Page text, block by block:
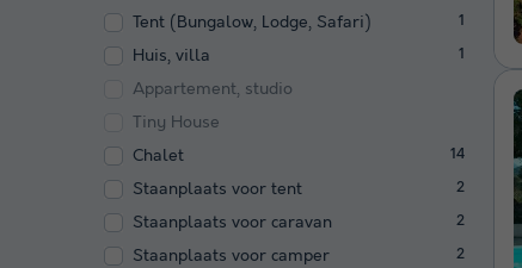
Tent (Bungalow, Lodge, Safari) 1
Huis, villa 1
Appartement, studio
Tiny House
Chalet
14
Staanplaats voor tent 2
Staanplaats voor caravan 2
Staanplaats voor camper 2